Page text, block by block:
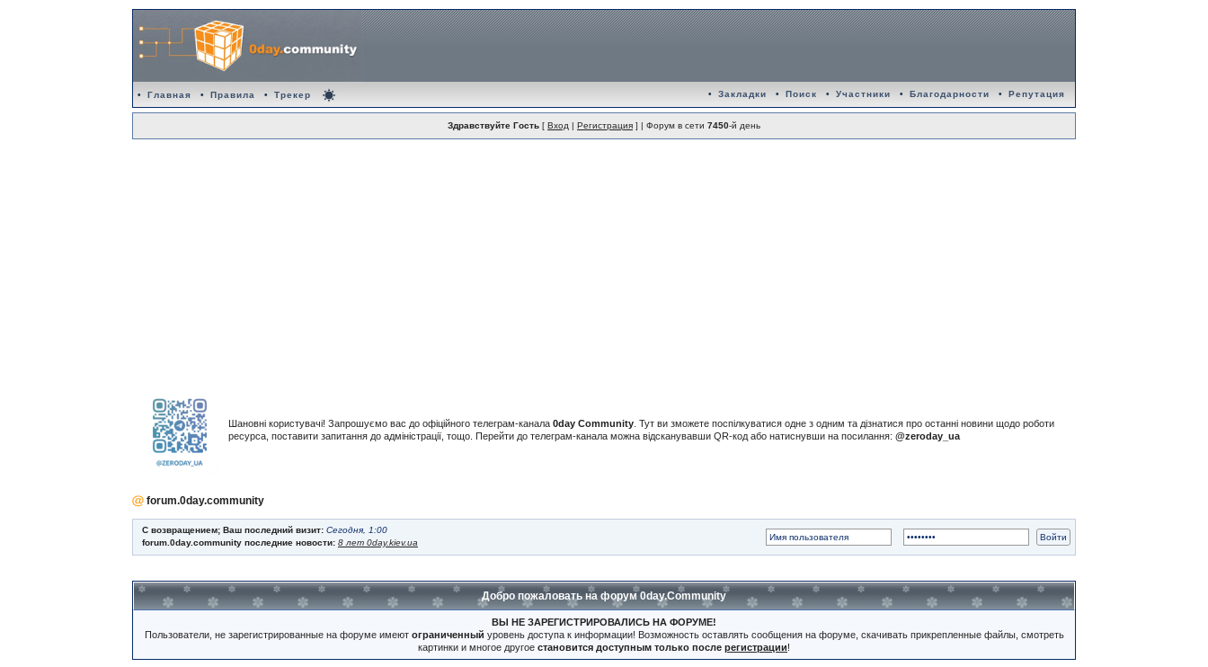
• Главная • Правила • Трекер • Закладки • Поиск • Участники • Благодарности • Репутация
Здравствуйте Гость [ Вход | Регистрация ] | Форум в сети 7450-й день
Шановні користувачі! Запрошуємо вас до офіційного телеграм-канала 0day Community . Тут ви зможете поспілкуватися одне з одним та дізнатися про останні новини щодо роботи
ресурса, поставити запитання до адміністрації, тощо. Перейти до телеграм-канала можна відсканувавши QR-код або натиснувши на посилання: @zeroday_ua
forum.0day.community
С возвращением; Ваш последний визит: Сегодня, 1:00
forum.0day.community последние новости: 8 лет 0day.kiev.ua
Добро пожаловать на форум 0day.Community
ВЫ НЕ ЗАРЕГИСТРИРОВАЛИСЬ НА ФОРУМЕ!
Пользователи, не зарегистрированные на форуме имеют ограниченный уровень доступа к информации! Возможность оставлять сообщения на форуме, скачивать прикрепленные файлы, смотреть
картинки и многое другое становится доступным только после регистрации!